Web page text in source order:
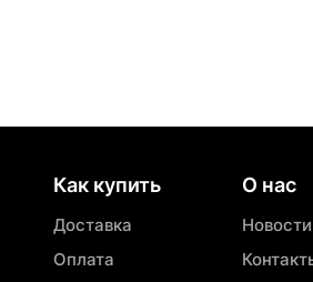
Как купить
Доставка
Оплата
О нас
Новости